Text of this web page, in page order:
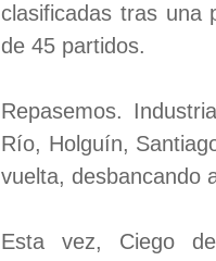
clasificadas tras una
de 45 partidos.
Repasemos.
Río, Holguín,
vuelta, desbancando
Esta vez, Ciego